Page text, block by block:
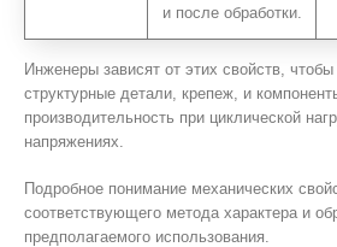
и после обработки.
Инженеры зависят от этих свойств, чтобы
структурные детали, крепеж, и
производительность при циклической
напряжениях.
Подробное понимание механических
соответствующего метода характера и
предполагаемого использования.